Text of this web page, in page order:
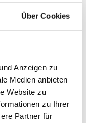
Über Cookies
Anzeigen zu
Medien anbieten
Website zu
zu Ihrer
Partner für